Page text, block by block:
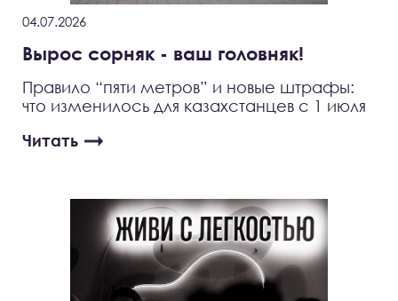
04.07.2026
Вырос сорняк - ваш головняк!
Правило “пяти метров” и новые штрафы:
что изменилось для казахстанцев с 1 июля
Читать